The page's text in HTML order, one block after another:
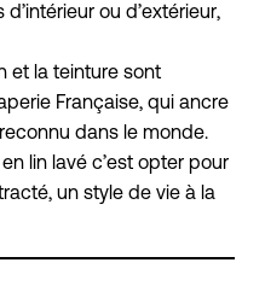
ou d’extérieur,
et la teinture sont
Française, qui ancre
dans le monde.
lin lavé c’est opter pour
un style de vie à la